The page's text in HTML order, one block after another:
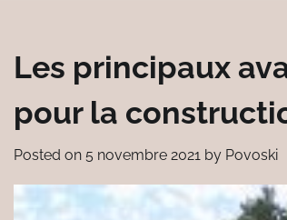
Les principaux
pour la
Posted on 5 novembre 2021 by Povoski